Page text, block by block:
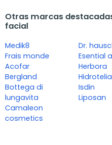
Otras marcas
facial
Medik8
Frais monde
Acofar
Bergland
Bottega di
lungavita
Camaleon
cosmetics
Dr.
Esential
Herbora
Isdin
Liposan